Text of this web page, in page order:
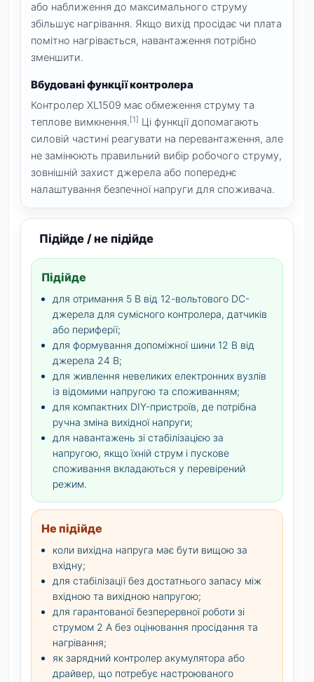
або наближення до максимального струму
збільшує нагрівання. Якщо вихід просідає чи плата
помітно нагрівається, навантаження потрібно
зменшити.
Вбудовані функції контролера
Контролер XL1509 має обмеження струму та
теплове вимкнення.[1] Ці функції допомагають
силовій частині реагувати на перевантаження, але
не замінюють правильний вибір робочого струму,
зовнішній захист джерела або попереднє
налаштування безпечної напруги для споживача.
Підійде / не підійде
Підійде
для отримання 5 В від 12-вольтового DC-
джерела для сумісного контролера, датчиків
або периферії;
для формування допоміжної шини 12 В від
джерела 24 В;
для живлення невеликих електронних вузлів
із відомими напругою та споживанням;
для компактних DIY-пристроїв, де потрібна
ручна зміна вихідної напруги;
для навантажень зі стабілізацією за
напругою, якщо їхній струм і пускове
споживання вкладаються у перевірений
режим.
Не підійде
коли вихідна напруга має бути вищою за
вхідну;
для стабілізації без достатнього запасу між
вхідною та вихідною напругою;
для гарантованої безперервної роботи зі
струмом 2 А без оцінювання просідання та
нагрівання;
як зарядний контролер акумулятора або
драйвер, що потребує настроюваного